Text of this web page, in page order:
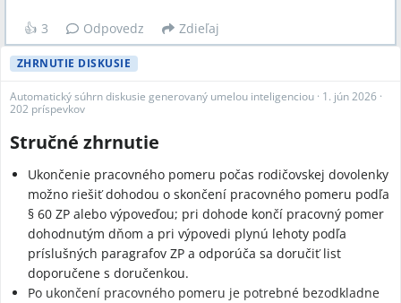
👍 3 Odpovedz Zdieľaj
ZHRNUTIE DISKUSIE
Automatický súhrn diskusie generovaný umelou inteligenciou · 1. jún 2026 ·
202 príspevkov
Stručné zhrnutie
Ukončenie pracovného pomeru počas rodičovskej dovolenky
možno riešiť dohodou o skončení pracovného pomeru podľa
§ 60 ZP alebo výpoveďou; pri dohode končí pracovný pomer
dohodnutým dňom a pri výpovedi plynú lehoty podľa
príslušných paragrafov ZP a odporúča sa doručiť list
doporučene s doručenkou.
Po ukončení pracovného pomeru je potrebné bezodkladne